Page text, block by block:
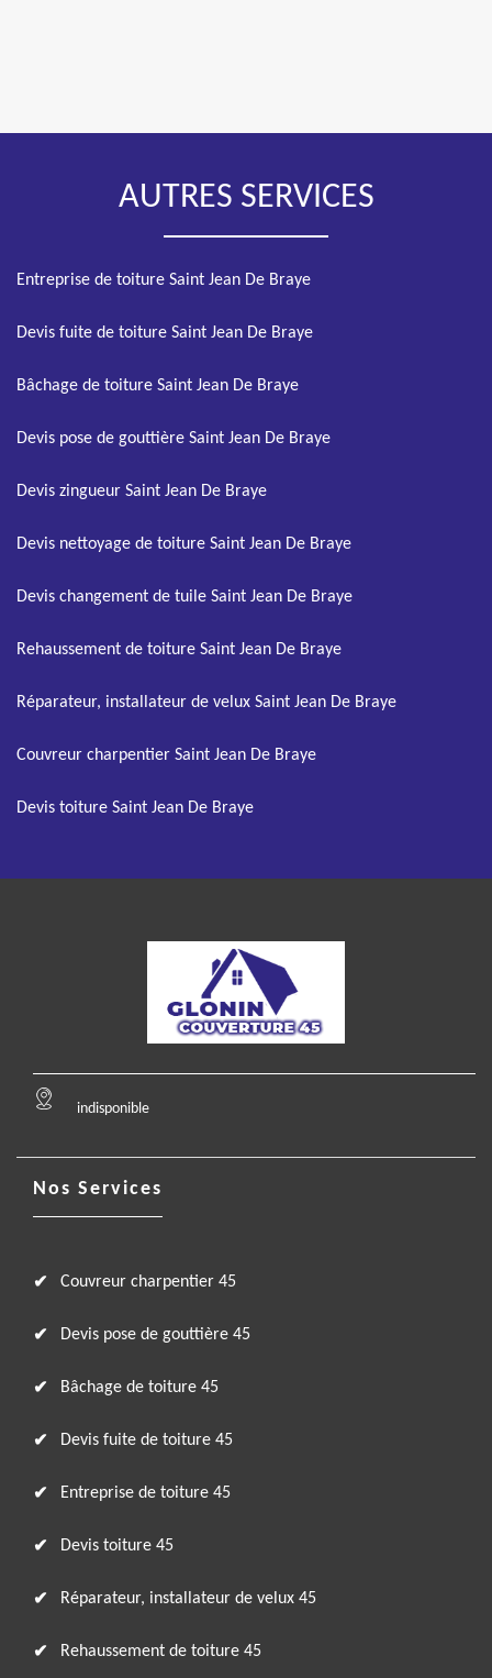
AUTRES SERVICES
Entreprise de toiture Saint Jean De Braye
Devis fuite de toiture Saint Jean De Braye
Bâchage de toiture Saint Jean De Braye
Devis pose de gouttière Saint Jean De Braye
Devis zingueur Saint Jean De Braye
Devis nettoyage de toiture Saint Jean De Braye
Devis changement de tuile Saint Jean De Braye
Rehaussement de toiture Saint Jean De Braye
Réparateur, installateur de velux Saint Jean De Braye
Couvreur charpentier Saint Jean De Braye
Devis toiture Saint Jean De Braye
indisponible
Nos Services
Couvreur charpentier 45
Devis pose de gouttière 45
Bâchage de toiture 45
Devis fuite de toiture 45
Entreprise de toiture 45
Devis toiture 45
Réparateur, installateur de velux 45
Rehaussement de toiture 45